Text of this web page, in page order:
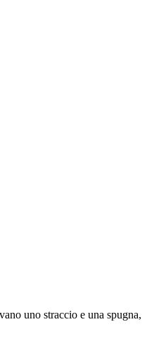
uno straccio e una spugna,